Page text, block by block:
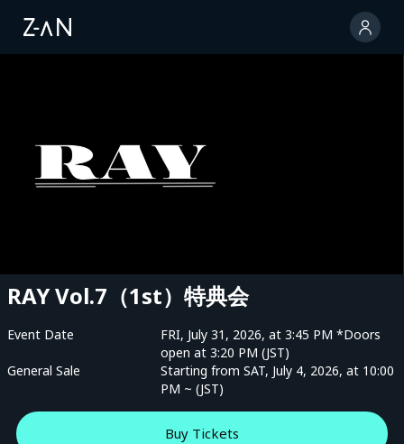
RAY Vol.7（1st）特典会
Event Date
FRI, July 31, 2026, at 3:45 PM *Doors
open at 3:20 PM (JST)
General Sale
Starting from SAT, July 4, 2026, at 10:00
PM ~ (JST)
Buy Tickets